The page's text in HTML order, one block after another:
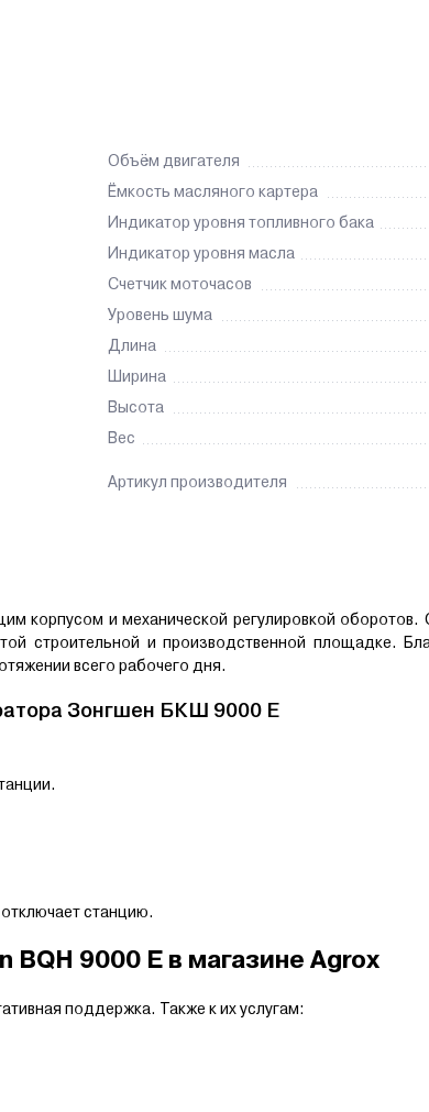
Объём двигателя
Ёмкость масляного картера
Индикатор уровня топливного бака
Индикатор уровня масла
Счетчик моточасов
Уровень шума
Длина
Ширина
Высота
Вес
Артикул производителя
корпусом и механической регулировкой
строительной и производственной площадке.
всего рабочего дня.
Зонгшен БКШ 9000 E
отключает станцию.
BQH 9000 E в магазине Agrox
поддержка. Также к их услугам: